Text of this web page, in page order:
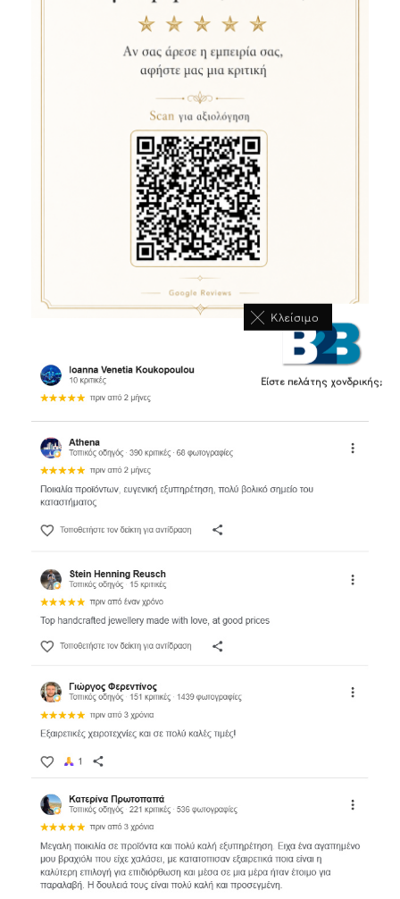
Κλείσιμο
Είστε πελάτης χονδρικής;